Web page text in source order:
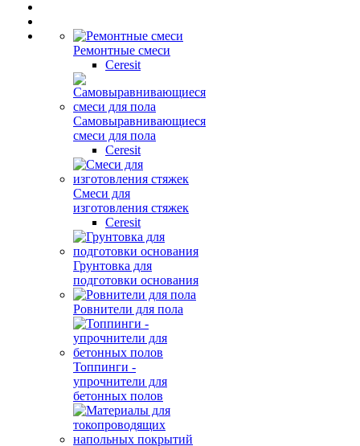
Ремонтные смеси
Ceresit
Самовыравнивающиеся
смеси для пола
Ceresit
Смеси для
изготовления стяжек
Ceresit
Грунтовка для
подготовки основания
Ровнители для пола
Топпинги -
упрочнители для
бетонных полов